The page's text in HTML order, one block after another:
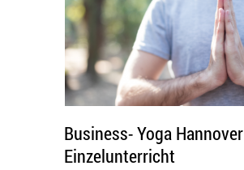
Business- Yoga Hannover
Einzelunterricht